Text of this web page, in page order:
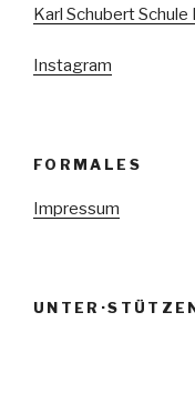
Karl Schubert Schule
Instagram
FORMALES
Impressum